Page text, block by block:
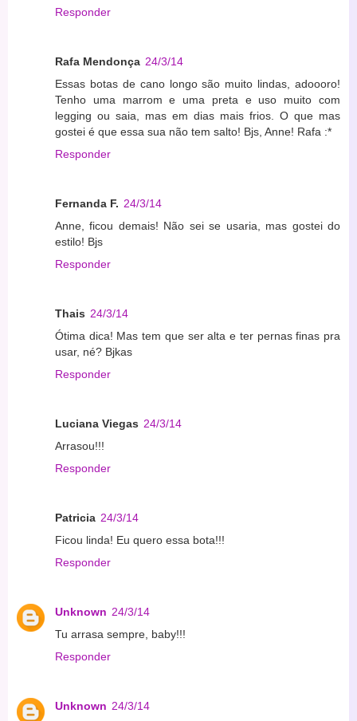
Responder
Rafa Mendonça 24/3/14
Essas botas de cano longo são muito lindas, adoooro!
Tenho uma marrom e uma preta e uso muito com
legging ou saia, mas em dias mais frios. O que mas
gostei é que essa sua não tem salto! Bjs, Anne! Rafa :*
Responder
Fernanda F. 24/3/14
Anne, ficou demais! Não sei se usaria, mas gostei do
estilo! Bjs
Responder
Thais 24/3/14
Ótima dica! Mas tem que ser alta e ter pernas finas pra
usar, né? Bjkas
Responder
Luciana Viegas 24/3/14
Arrasou!!!
Responder
Patricia 24/3/14
Ficou linda! Eu quero essa bota!!!
Responder
Unknown 24/3/14
Tu arrasa sempre, baby!!!
Responder
Unknown 24/3/14